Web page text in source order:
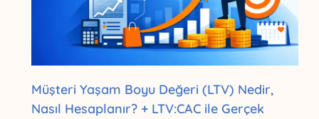
Müşteri Yaşam Boyu Değeri (LTV) Nedir,
Nasıl Hesaplanır? + LTV:CAC ile Gerçek